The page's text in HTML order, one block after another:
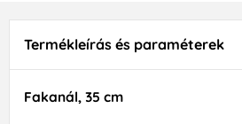
Termékleírás és paraméterek
Fakanál, 35 cm